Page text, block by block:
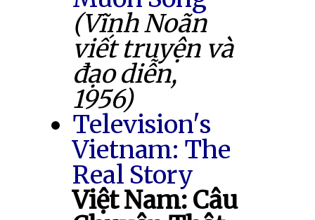
(Vĩnh Noãn
viết truyện và
đạo diễn,
1956)
Television's
Vietnam: The
Real Story
Việt Nam: Câu